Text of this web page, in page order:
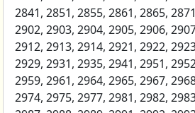
2841, 2851, 2855, 2861, 2865,
2902, 2903, 2904, 2905, 2906,
2912, 2913, 2914, 2921, 2922,
2929, 2931, 2935, 2941, 2951,
2959, 2961, 2964, 2965, 2967,
2974, 2975, 2977, 2981, 2982,